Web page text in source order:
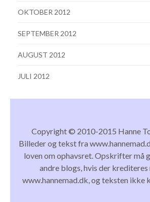
OKTOBER 2012
SEPTEMBER 2012
AUGUST 2012
JULI 2012
Copyright © 2010-2015 Hanne
Billeder og tekst fra
loven om ophavsret. Opskrifter må
andre blogs, hvis der
www.hannemad.dk, og teksten ikke